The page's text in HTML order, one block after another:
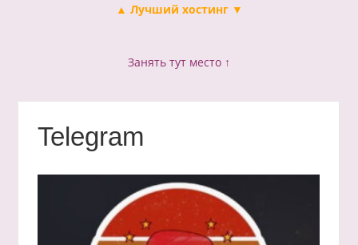
▲ Лучший хостинг ▼
Занять тут место ↑
Telegram